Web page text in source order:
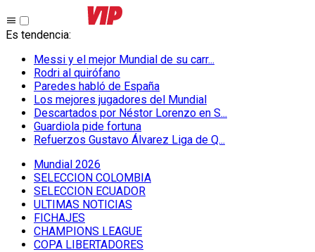
Es tendencia:
Messi y el mejor Mundial de su carr...
Rodri al quirófano
Paredes habló de España
Los mejores jugadores del Mundial
Descartados por Néstor Lorenzo en S...
Guardiola pide fortuna
Refuerzos Gustavo Álvarez Liga de Q...
Mundial 2026
SELECCION COLOMBIA
SELECCION ECUADOR
ULTIMAS NOTICIAS
FICHAJES
CHAMPIONS LEAGUE
COPA LIBERTADORES